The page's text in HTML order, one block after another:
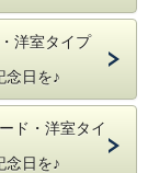
も変更可（当日変
（延長は通常１時
洋室タイプ
念日を♪
ド・洋室タイ
念日を♪